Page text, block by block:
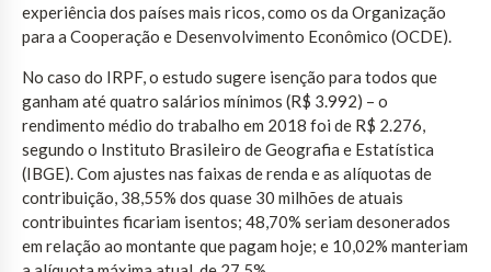
experiência dos países mais ricos, como os da Organização
para a Cooperação e Desenvolvimento Econômico (OCDE).
No caso do IRPF, o estudo sugere isenção para todos que
ganham até quatro salários mínimos (R$ 3.992) – o
rendimento médio do trabalho em 2018 foi de R$ 2.276,
segundo o Instituto Brasileiro de Geografia e Estatística
(IBGE). Com ajustes nas faixas de renda e as alíquotas de
contribuição, 38,55% dos quase 30 milhões de atuais
contribuintes ficariam isentos; 48,70% seriam desonerados
em relação ao montante que pagam hoje; e 10,02% manteriam